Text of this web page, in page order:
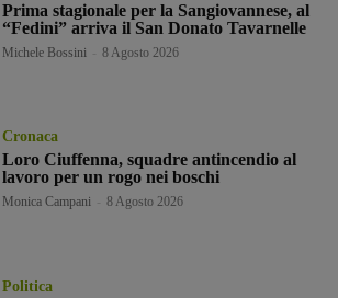
Prima stagionale per la Sangiovannese, al
“Fedini” arriva il San Donato Tavarnelle
Michele Bossini 8 Agosto 2026
Cronaca
Loro Ciuffenna, squadre antincendio al
lavoro per un rogo nei boschi
Monica Campani 8 Agosto 2026
Politica